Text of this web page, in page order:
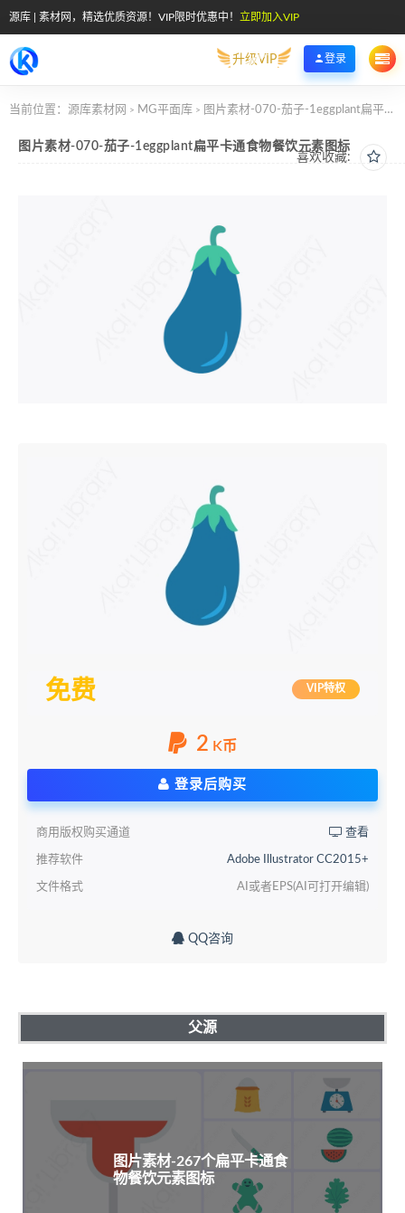
源库 | 素材网，精选优质资源！VIP限时优惠中！ 立即加入VIP
升级VIP 登录
当前位置： 源库素材网 > MG平面库 > 图片素材-070-茄子-1eggplant扁平卡通食物餐饮元素图标
喜欢收藏:
图片素材-070-茄子-1eggplant扁平卡通食物餐饮元素图标
免费 VIP特权
2 K币
登录后购买
商用版权购买通道 查看
推荐软件 Adobe Illustrator CC2015+
文件格式 AI或者EPS(AI可打开编辑)
QQ咨询
父源
图片素材-267个扁平卡通食
物餐饮元素图标